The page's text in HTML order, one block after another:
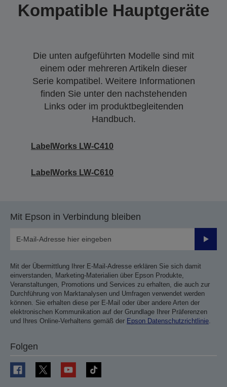
Kompatible Hauptgeräte
Die unten aufgeführten Modelle sind mit
einem oder mehreren Artikeln dieser
Serie kompatibel. Weitere Informationen
finden Sie unter den nachstehenden
Links oder im produktbegleitenden
Handbuch.
LabelWorks LW-C410
LabelWorks LW-C610
Mit Epson in Verbindung bleiben
Mit der Übermittlung Ihrer E-Mail-Adresse erklären Sie sich damit
einverstanden, Marketing-Materialien über Epson Produkte,
Veranstaltungen, Promotions und Services zu erhalten, die auch zur
Durchführung von Marktanalysen und Umfragen verwendet werden
können. Sie erhalten diese per E-Mail oder über andere Arten der
elektronischen Kommunikation auf der Grundlage Ihrer Präferenzen
und Ihres Online-Verhaltens gemäß der Epson Datenschutzrichtlinie.
Folgen